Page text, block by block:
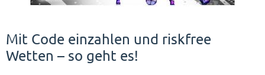
Mit Code einzahlen und riskfree
Wetten – so geht es!